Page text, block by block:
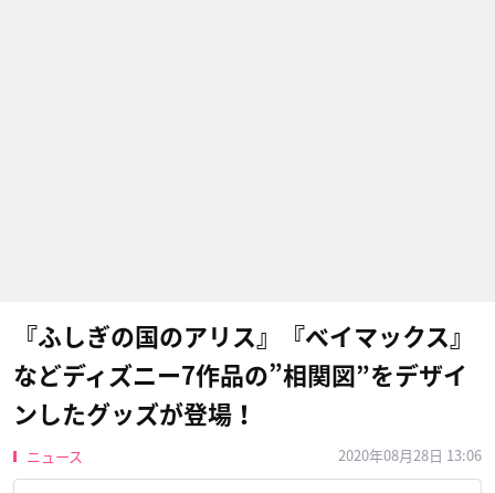
『ふしぎの国のアリス』『ベイマックス』
などディズニー7作品の”相関図”をデザイ
ンしたグッズが登場！
ニュース 2020年08月28日 13:06